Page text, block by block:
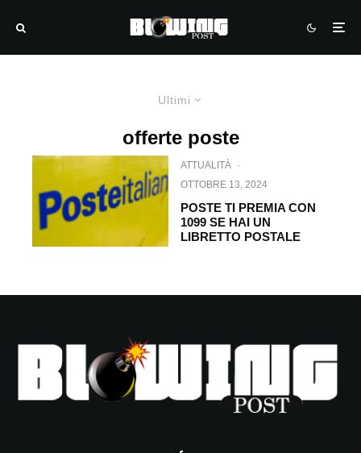
Ultimi
offerte poste
ATTUALITÀ ·
OTTOBRE 13, 2024
POSTE TI PREMIA CON
1099 SE HAI UN
LIBRETTO POSTALE